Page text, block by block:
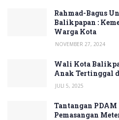
Rahmad-Bagus
Balikpapan :
Warga Kota
NOVEMBER 27, 2024
Wali Kota
Anak Tertinggal
JULI 5, 2025
Tantangan
Pemasangan